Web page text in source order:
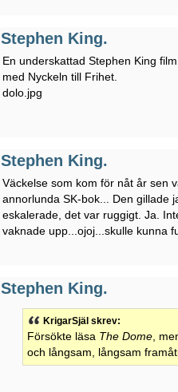
Stephen King.
En underskattad Stephen King
med Nyckeln till Frihet.
dolo.jpg
Stephen King.
Väckelse som kom för nåt år sen
annorlunda SK-bok... Den gillade
eskalerade, det var ruggigt. Ja.
vaknade upp...ojoj...skulle kunna
Stephen King.
KrigarSjäl skrev:
Försökte läsa The Dome ,
och långsam, långsam